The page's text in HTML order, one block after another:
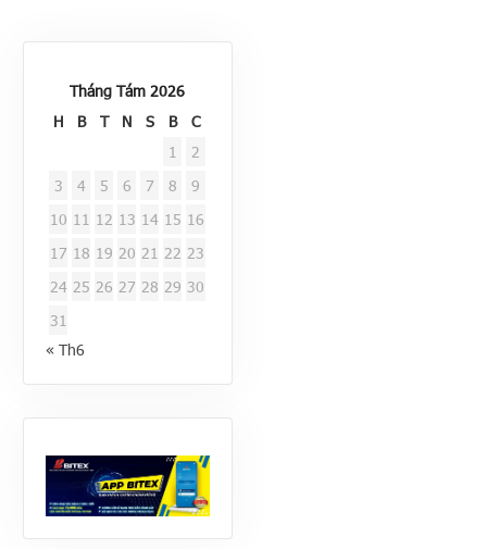
Tháng Tám 2026
H
B T N S B
C
1
2
3
4 5 6 7 8
9
10 11 12 13 14 15 16
17 18 19 20 21 22 23
24 25 26 27 28 29 30
31
« Th6